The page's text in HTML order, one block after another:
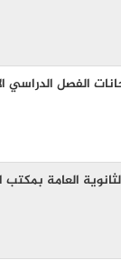
الفصل الدراسي
العامة بمكتب